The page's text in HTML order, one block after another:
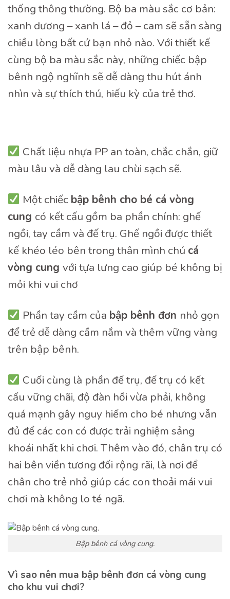
thống thông thường. Bộ ba màu sắc cơ bản:
xanh dương – xanh lá – đỏ – cam sẽ sẵn sàng
chiều lòng bất cứ bạn nhỏ nào. Với thiết kế
cùng bộ ba màu sắc này, những chiếc bập
bênh ngộ nghĩnh sẽ dễ dàng thu hút ánh
nhìn và sự thích thú, hiếu kỳ của trẻ thơ.
Chất liệu nhựa PP an toàn, chắc chắn, giữ
màu lâu và dễ dàng lau chùi sạch sẽ.
Một chiếc bập bênh cho bé cá vòng
cung có kết cấu gồm ba phần chính: ghế
ngồi, tay cầm và đế trụ. Ghế ngồi được thiết
kế khéo léo bên trong thân mình chú cá
vòng cung với tựa lưng cao giúp bé không bị
mỏi khi vui chơ
Phần tay cầm của bập bênh đơn nhỏ gọn
để trẻ dễ dàng cầm nắm và thêm vững vàng
trên bập bênh.
Cuối cùng là phần đế trụ, đế trụ có kết
cấu vững chãi, độ đàn hồi vừa phải, không
quá mạnh gây nguy hiểm cho bé nhưng vẫn
đủ để các con có được trải nghiệm sảng
khoái nhất khi chơi. Thêm vào đó, chân trụ có
hai bên viền tương đối rộng rãi, là nơi để
chân cho trẻ nhỏ giúp các con thoải mái vui
chơi mà không lo té ngã.
Bập bênh cá vòng cung.
Vì sao nên mua bập bênh đơn cá vòng cung
cho khu vui chơi?